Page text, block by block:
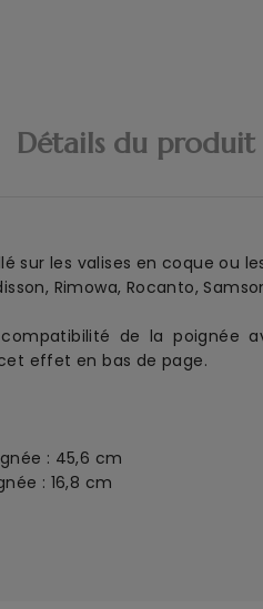
Détails du produit
les valises en coque ou
Rimowa, Rocanto,
de la poignée
effet en bas de page.
: 45,6 cm
: 16,8 cm